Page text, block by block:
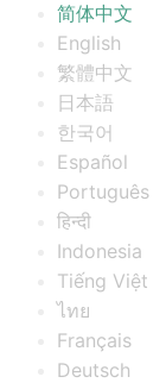
简体中文
English
繁體中文
日本語
한국어
Español
Português
हिन्दी
Indonesia
Tiếng Việt
ไทย
Français
Deutsch